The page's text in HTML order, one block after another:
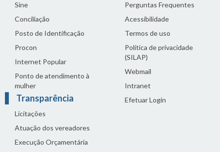
Sine
Conciliação
Posto de Identificação
Procon
Internet Popular
Ponto de atendimento à
mulher
Transparência
Licitações
Atuação dos vereadores
Execução Orçamentária
Perguntas Frequentes
Acessibilidade
Termos de uso
Política de privacidade
(SILAP)
Webmail
Intranet
Efetuar Login